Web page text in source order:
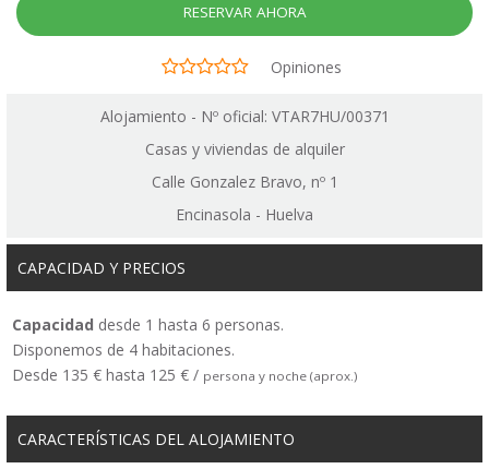
RESERVAR AHORA
Opiniones
Alojamiento - Nº oficial: VTAR7HU/00371
Casas y viviendas de alquiler
Calle Gonzalez Bravo, nº 1
Encinasola - Huelva
CAPACIDAD Y PRECIOS
Capacidad desde 1 hasta 6 personas.
Disponemos de 4 habitaciones.
Desde 135 € hasta 125 € / persona y noche (aprox.)
CARACTERÍSTICAS DEL ALOJAMIENTO